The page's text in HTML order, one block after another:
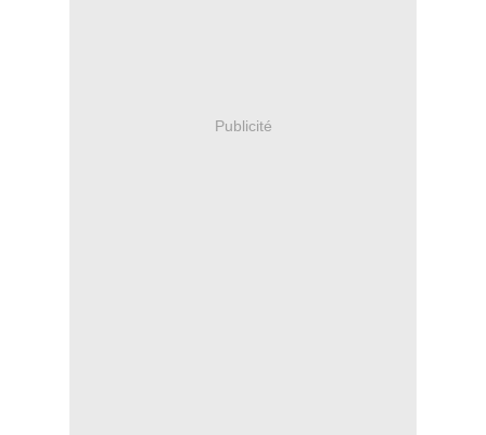
Publicité